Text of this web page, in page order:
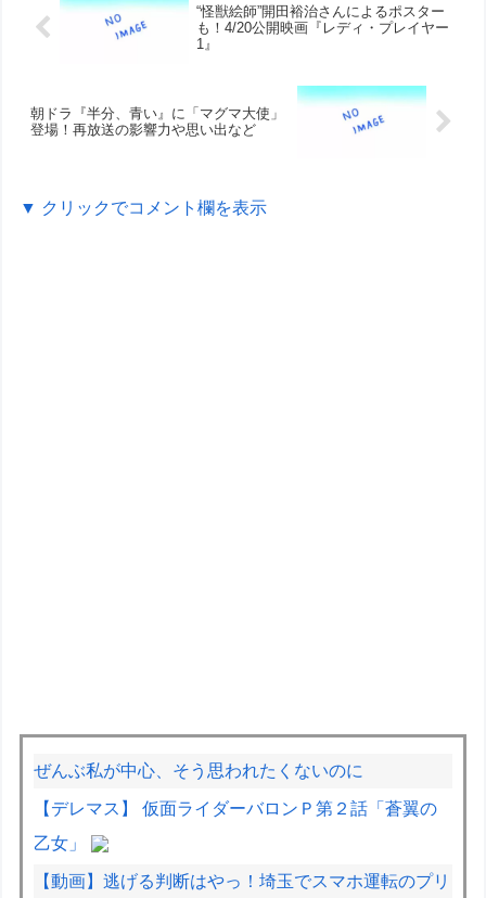
“怪獣絵師”開田裕治さんによるポスター
も！4/20公開映画『レディ・プレイヤー
1』
朝ドラ『半分、青い』に「マグマ大使」
登場！再放送の影響力や思い出など
▼ クリックでコメント欄を表示
ぜんぶ私が中心、そう思われたくないのに
【デレマス】 仮面ライダーバロンＰ第２話「蒼翼の
乙女」
【動画】逃げる判断はやっ！埼玉でスマホ運転のプリ